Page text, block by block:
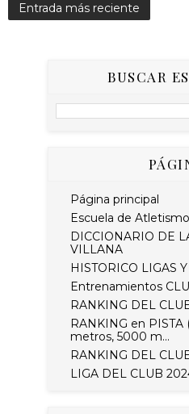
Entrada más reciente
BUSCAR
Página principal
Escuela de Atletismo
DICCIONARIO DE
VILLANA
HISTORICO LIGAS
Entrenamientos
RANKING DEL
RANKING en
metros, 5000 m...
RANKING DEL
LIGA DEL CLUB